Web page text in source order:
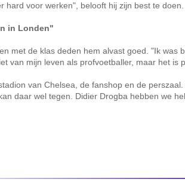
hard voor werken", belooft hij zijn best te doen.
in Londen"
met de klas deden hem alvast goed. "Ik was
van mijn leven als profvoetballer, maar het is
van Chelsea, de fanshop en de
daar wel tegen. Didier Drogba hebben we